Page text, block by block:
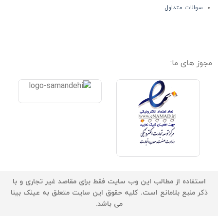
سوالات متداول
مجوز های ما:
استفاده از مطالب این وب سایت فقط برای مقاصد غیر تجاری و با
ذکر منبع بلامانع است. کلیه حقوق این سایت متعلق به عینک بینا
می باشد.